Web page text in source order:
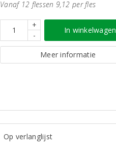
Vanaf 12 flessen 9,12 per fles
+
-
In winkelwagen
Meer informatie
Op verlanglijst